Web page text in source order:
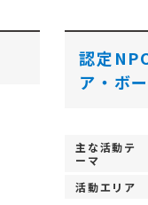
認定
ア・ボ
主な活動テ
ーマ
活動エリア